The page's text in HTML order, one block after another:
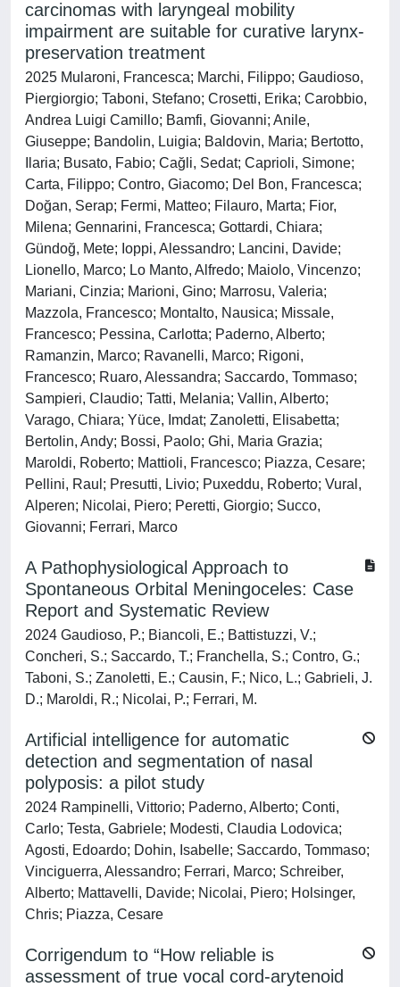
carcinomas with laryngeal mobility
impairment are suitable for curative larynx-
preservation treatment
2025 Mularoni, Francesca; Marchi, Filippo; Gaudioso,
Piergiorgio; Taboni, Stefano; Crosetti, Erika; Carobbio,
Andrea Luigi Camillo; Bamfi, Giovanni; Anile,
Giuseppe; Bandolin, Luigia; Baldovin, Maria; Bertotto,
Ilaria; Busato, Fabio; Cağli, Sedat; Caprioli, Simone;
Carta, Filippo; Contro, Giacomo; Del Bon, Francesca;
Doğan, Serap; Fermi, Matteo; Filauro, Marta; Fior,
Milena; Gennarini, Francesca; Gottardi, Chiara;
Gündoğ, Mete; Ioppi, Alessandro; Lancini, Davide;
Lionello, Marco; Lo Manto, Alfredo; Maiolo, Vincenzo;
Mariani, Cinzia; Marioni, Gino; Marrosu, Valeria;
Mazzola, Francesco; Montalto, Nausica; Missale,
Francesco; Pessina, Carlotta; Paderno, Alberto;
Ramanzin, Marco; Ravanelli, Marco; Rigoni,
Francesco; Ruaro, Alessandra; Saccardo, Tommaso;
Sampieri, Claudio; Tatti, Melania; Vallin, Alberto;
Varago, Chiara; Yüce, Imdat; Zanoletti, Elisabetta;
Bertolin, Andy; Bossi, Paolo; Ghi, Maria Grazia;
Maroldi, Roberto; Mattioli, Francesco; Piazza, Cesare;
Pellini, Raul; Presutti, Livio; Puxeddu, Roberto; Vural,
Alperen; Nicolai, Piero; Peretti, Giorgio; Succo,
Giovanni; Ferrari, Marco
A Pathophysiological Approach to
Spontaneous Orbital Meningoceles: Case
Report and Systematic Review
2024 Gaudioso, P.; Biancoli, E.; Battistuzzi, V.;
Concheri, S.; Saccardo, T.; Franchella, S.; Contro, G.;
Taboni, S.; Zanoletti, E.; Causin, F.; Nico, L.; Gabrieli, J.
D.; Maroldi, R.; Nicolai, P.; Ferrari, M.
Artificial intelligence for automatic
detection and segmentation of nasal
polyposis: a pilot study
2024 Rampinelli, Vittorio; Paderno, Alberto; Conti,
Carlo; Testa, Gabriele; Modesti, Claudia Lodovica;
Agosti, Edoardo; Dohin, Isabelle; Saccardo, Tommaso;
Vinciguerra, Alessandro; Ferrari, Marco; Schreiber,
Alberto; Mattavelli, Davide; Nicolai, Piero; Holsinger,
Chris; Piazza, Cesare
Corrigendum to “How reliable is
assessment of true vocal cord-arytenoid